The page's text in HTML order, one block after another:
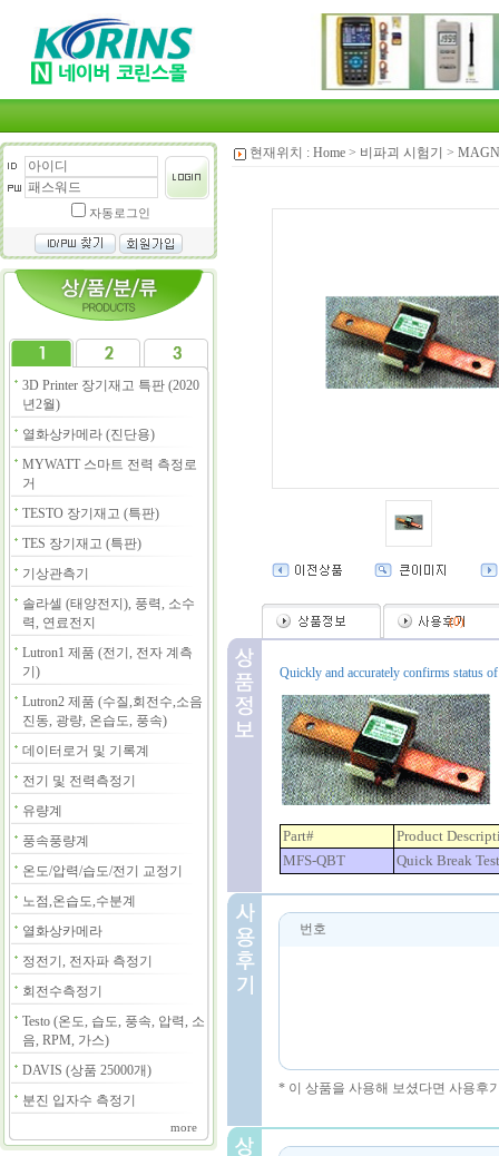
자동로그인
3D Printer 장기재고 특판 (2020
년2월)
열화상카메라 (진단용)
MYWATT 스마트 전력 측정로
거
TESTO 장기재고 (특판)
TES 장기재고 (특판)
기상관측기
솔라셀 (태양전지), 풍력, 소수
력, 연료전지
Lutron1 제품 (전기, 전자 계측
기)
Lutron2 제품 (수질,회전수,소음
진동, 광량, 온습도, 풍속)
데이터로거 및 기록계
전기 및 전력측정기
유량계
풍속풍량계
온도/압력/습도/전기 교정기
노점,온습도,수분계
열화상카메라
정전기, 전자파 측정기
회전수측정기
Testo (온도, 습도, 풍속, 압력, 소
음, RPM, 가스)
DAVIS (상품 25000개)
분진 입자수 측정기
more
현재위치 : Home > 비파괴 시험기 >
(0)
Quickly and accurately confirms status
Part#
Product
MFS-QBT
Quick Break
번호
* 이 상품을 사용해 보셨다면 사용후